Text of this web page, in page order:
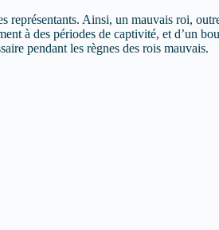
représentants. Ainsi, un mauvais roi,
à des périodes de captivité, et d’un
pendant les règnes des rois mauvais.